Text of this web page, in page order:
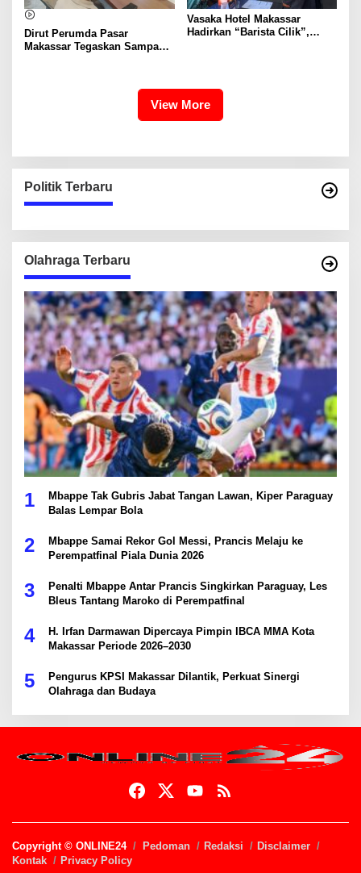
Dirut Perumda Pasar
Makassar Tegaskan Sampah
Vasaka Hotel Makassar
Hadirkan “Barista Cilik”,
View More
Politik Terbaru
Olahraga Terbaru
1
Mbappe Tak Gubris Jabat Tangan Lawan, Kiper Paraguay
Balas Lempar Bola
2
Mbappe Samai Rekor Gol Messi, Prancis Melaju ke
Perempatfinal Piala Dunia 2026
3
Penalti Mbappe Antar Prancis Singkirkan Paraguay, Les
Bleus Tantang Maroko di Perempatfinal
4
H. Irfan Darmawan Dipercaya Pimpin IBCA MMA Kota
Makassar Periode 2026–2030
5
Pengurus KPSI Makassar Dilantik, Perkuat Sinergi
Olahraga dan Budaya
Copyright © ONLINE24 Pedoman Redaksi
Disclaimer
Kontak
Privacy Policy